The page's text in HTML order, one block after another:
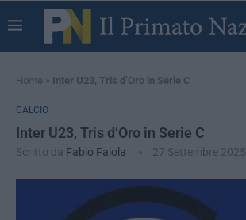
Home » Inter U23, Tris d’Oro in Serie C
CALCIO
Inter U23, Tris d’Oro in Serie C
Scritto da Fabio Faiola 27 Settembre 2025